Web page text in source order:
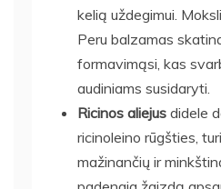
kelią uždegimui.
Peru balzamas
formavimąsi, kas
audiniams susidaryti.
Ricinos aliejus didele
ricinoleino rūgšties,
mažinančių ir